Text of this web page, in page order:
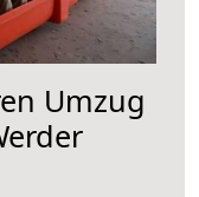
Umzug